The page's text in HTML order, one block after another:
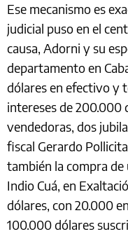
Ese mecanismo es
judicial puso en el
causa, Adorni y su
departamento en
dólares en efectivo y
intereses de 200.000
vendedoras, dos
fiscal Gerardo
también la compra de
Indio Cuá, en
dólares, con 20.000
100.000 dólares